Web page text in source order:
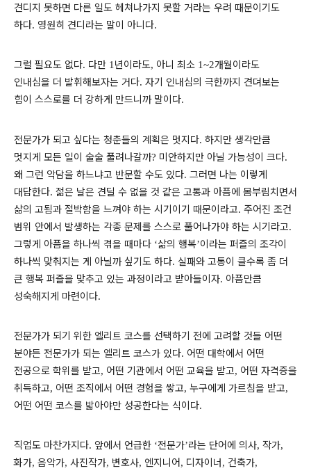
견디지 못하면 다른 일도 헤쳐나가지 못할 거라는 우려 때문이기도
하다. 영원히 견디라는 말이 아니다.
그럴 필요도 없다. 다만 1년이라도, 아니 최소 1~2개월이라도
인내심을 더 발휘해보자는 거다. 자기 인내심의 극한까지 견뎌보는
힘이 스스로를 더 강하게 만드니까 말이다.
전문가가 되고 싶다는 청춘들의 계획은 멋지다. 하지만 생각만큼
멋지게 모든 일이 술술 풀려나갈까? 미안하지만 아닐 가능성이 크다.
왜 그런 악담을 하느냐고 반문할 수도 있다. 그러면 나는 이렇게
대답한다. 젊은 날은 견딜 수 없을 것 같은 고통과 아픔에 몸부림치면서
삶의 고됨과 절박함을 느껴야 하는 시기이기 때문이라고. 주어진 조건
범위 안에서 발생하는 각종 문제를 스스로 풀어나가야 하는 시기라고.
그렇게 아픔을 하나씩 겪을 때마다 ‘삶의 행복’이라는 퍼즐의 조각이
하나씩 맞춰지는 게 아닐까 싶기도 하다. 실패와 고통이 클수록 좀 더
큰 행복 퍼즐을 맞추고 있는 과정이라고 받아들이자. 아픔만큼
성숙해지게 마련이다.
전문가가 되기 위한 엘리트 코스를 선택하기 전에 고려할 것들 어떤
분야든 전문가가 되는 엘리트 코스가 있다. 어떤 대학에서 어떤
전공으로 학위를 받고, 어떤 기관에서 어떤 교육을 받고, 어떤 자격증을
취득하고, 어떤 조직에서 어떤 경험을 쌓고, 누구에게 가르침을 받고,
어떤 어떤 코스를 밟아야만 성공한다는 식이다.
직업도 마찬가지다. 앞에서 언급한 ‘전문가’라는 단어에 의사, 작가,
화가, 음악가, 사진작가, 변호사, 엔지니어, 디자이너, 건축가,